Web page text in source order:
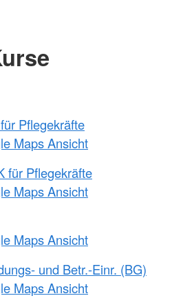
Pflegekräfte
Maps Ansicht
für Pflegekräfte
Maps Ansicht
Maps Ansicht
und Betr.-Einr. (BG)
Maps Ansicht